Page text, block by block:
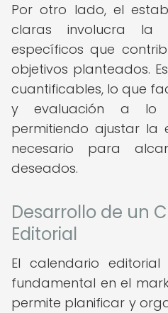
Por otro lado, el
claras involucra la
específicos que
objetivos planteados.
cuantificables, lo que
y evaluación a lo
permitiendo ajustar la
necesario para
deseados.
Desarrollo de un
Editorial
El calendario
fundamental en el
permite planificar y